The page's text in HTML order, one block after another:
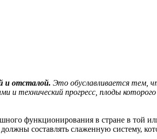
и отсталой. Это обуславливается тем,
и технический прогресс, плоды
функционирования в стране в той
составлять слаженную систему,